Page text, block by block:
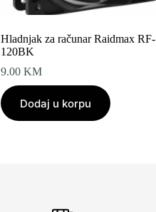
Hladnjak za računar Raidmax RF-
120BK
9.00KM
Dodaj u korpu